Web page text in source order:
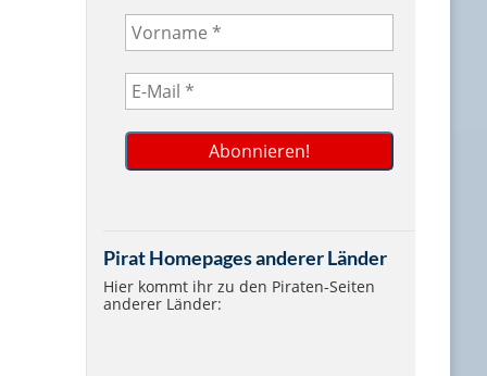
Pirat Homepages anderer Länder
Hier kommt ihr zu den Piraten-Seiten
anderer Länder: